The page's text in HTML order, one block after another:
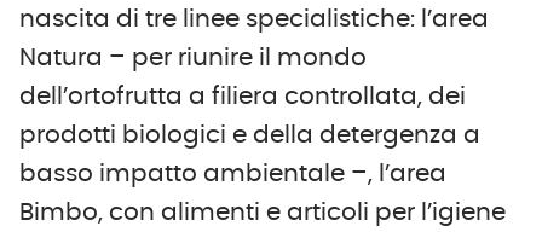
nascita di tre linee specialistiche: l’area
Natura – per riunire il mondo
dell’ortofrutta a filiera controllata, dei
prodotti biologici e della detergenza a
basso impatto ambientale –, l’area
Bimbo, con alimenti e articoli per l’igiene